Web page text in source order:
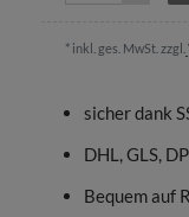
* inkl. ges. MwSt. zzgl.
sicher dank
DHL, GLS,
Bequem auf